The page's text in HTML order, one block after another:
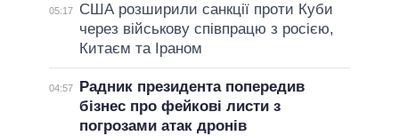
05:17
США розширили санкції проти Куби
через військову співпрацю з росією,
Китаєм та Іраном
04:57
Радник президента попередив
бізнес про фейкові листи з
погрозами атак дронів